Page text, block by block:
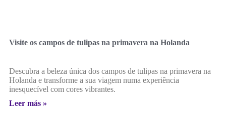
Visite os campos de tulipas na primavera na Holanda
Descubra a beleza única dos campos de tulipas na primavera na
Holanda e transforme a sua viagem numa experiência
inesquecível com cores vibrantes.
Leer más »